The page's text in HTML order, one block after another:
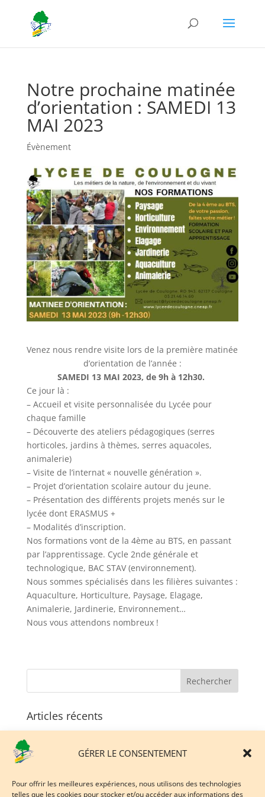
GÉRER LE CONSENTEMENT
Pour offrir les meilleures expériences, nous utilisons des technologies
telles que les cookies pour stocker et/ou accéder aux informations des
Notre prochaine matinée
d’orientation : SAMEDI 13
MAI 2023
Évènement
Venez nous rendre visite lors de la première matinée
d’orientation de l’année :
SAMEDI 13 MAI 2023, de 9h à 12h30.
Ce jour là :
– Accueil et visite personnalisée du Lycée pour
chaque famille
– Découverte des ateliers pédagogiques (serres
horticoles, jardins à thèmes, serres aquacoles,
animalerie)
– Visite de l’internat « nouvelle génération ».
– Projet d’orientation scolaire autour du jeune.
– Présentation des différents projets menés sur le
lycée dont ERASMUS +
– Modalités d’inscription.
Nos formations vont de la 4ème au BTS, en passant
par l’apprentissage. Cycle 2nde générale et
technologique, BAC STAV (environnement).
Nous sommes spécialisés dans les filières suivantes :
Aquaculture, Horticulture, Paysage, Elagage,
Animalerie, Jardinerie, Environnement…
Nous vous attendons nombreux !
Articles récents
Un projet innovant soutenu par l’Europe et la Région
Hauts-de-France…
Lycée de Coulogne lors de notre 3ème Matinée
d’Orientation !